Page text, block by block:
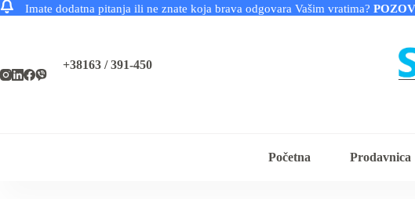
Imate dodatna pitanja ili ne znate koja brava odgovara Vašim vratima?
+38163 / 391-450
Početna Prodavnica